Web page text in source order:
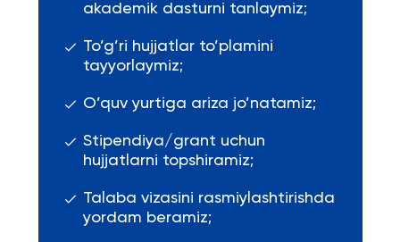
akademik dasturni tanlaymiz;
To’g’ri hujjatlar to’plamini
tayyorlaymiz;
O’quv yurtiga ariza jo’natamiz;
Stipendiya/grant uchun
hujjatlarni topshiramiz;
Talaba vizasini rasmiylashtirishda
yordam beramiz;